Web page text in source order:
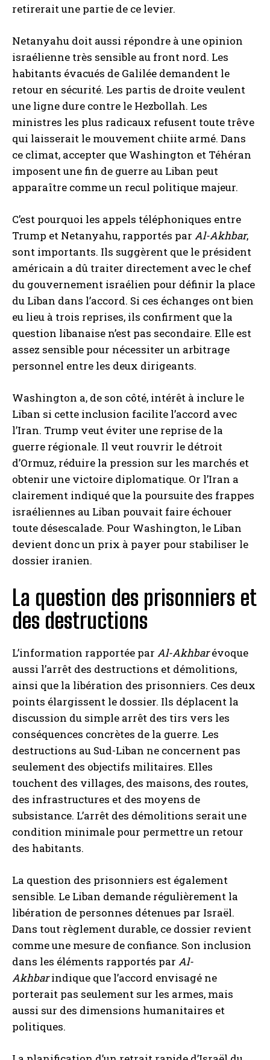
retirerait une partie de ce levier.
Netanyahu doit aussi répondre à une opinion
israélienne très sensible au front nord. Les
habitants évacués de Galilée demandent le
retour en sécurité. Les partis de droite veulent
une ligne dure contre le Hezbollah. Les
ministres les plus radicaux refusent toute trêve
qui laisserait le mouvement chiite armé. Dans
ce climat, accepter que Washington et Téhéran
imposent une fin de guerre au Liban peut
apparaître comme un recul politique majeur.
C’est pourquoi les appels téléphoniques entre
Trump et Netanyahu, rapportés par Al-Akhbar,
sont importants. Ils suggèrent que le président
américain a dû traiter directement avec le chef
du gouvernement israélien pour définir la place
du Liban dans l’accord. Si ces échanges ont bien
eu lieu à trois reprises, ils confirment que la
question libanaise n’est pas secondaire. Elle est
assez sensible pour nécessiter un arbitrage
personnel entre les deux dirigeants.
Washington a, de son côté, intérêt à inclure le
Liban si cette inclusion facilite l’accord avec
l’Iran. Trump veut éviter une reprise de la
guerre régionale. Il veut rouvrir le détroit
d’Ormuz, réduire la pression sur les marchés et
obtenir une victoire diplomatique. Or l’Iran a
clairement indiqué que la poursuite des frappes
israéliennes au Liban pouvait faire échouer
toute désescalade. Pour Washington, le Liban
devient donc un prix à payer pour stabiliser le
dossier iranien.
La question des prisonniers et
des destructions
L’information rapportée par Al-Akhbarévoque
aussi l’arrêt des destructions et démolitions,
ainsi que la libération des prisonniers. Ces deux
points élargissent le dossier. Ils déplacent la
discussion du simple arrêt des tirs vers les
conséquences concrètes de la guerre. Les
destructions au Sud-Liban ne concernent pas
seulement des objectifs militaires. Elles
touchent des villages, des maisons, des routes,
des infrastructures et des moyens de
subsistance. L’arrêt des démolitions serait une
condition minimale pour permettre un retour
des habitants.
La question des prisonniers est également
sensible. Le Liban demande régulièrement la
libération de personnes détenues par Israël.
Dans tout règlement durable, ce dossier revient
comme une mesure de confiance. Son inclusion
dans les éléments rapportés par Al-
Akhbarindique que l’accord envisagé ne
porterait pas seulement sur les armes, mais
aussi sur des dimensions humanitaires et
politiques.